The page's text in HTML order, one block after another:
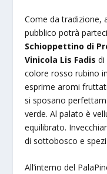
Come da tradizione,
pubblico potrà
Schioppettino di
Vinicola Lis Fadis di
colore rosso rubino
esprime aromi
si sposano
verde. Al palato è
equilibrato.
di sottobosco e
All’interno del